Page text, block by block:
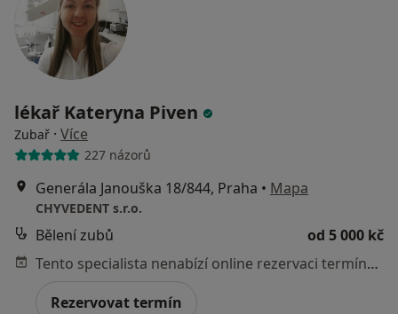
lékař Kateryna Piven
Zubař · Více
227 názorů
Generála Janouška 18/844, Praha • Mapa
CHYVEDENT s.r.o.
Bělení zubů
od 5 000 kč
Tento specialista nenabízí online rezervaci termínu na této adrese.
Rezervovat termín